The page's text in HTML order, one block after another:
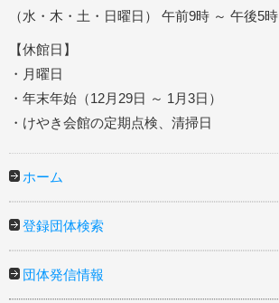
（水・木・土・日曜日） 午前9時 ～ 午後5時
【休館日】
・月曜日
・年末年始（12月29日 ～ 1月3日）
・けやき会館の定期点検、清掃日
ホーム
登録団体検索
団体発信情報